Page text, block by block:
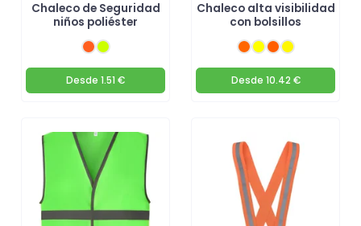
Chaleco de Seguridad
niños poliéster
Desde 1.51 €
Chaleco alta visibilidad
con bolsillos
Desde 10.42 €